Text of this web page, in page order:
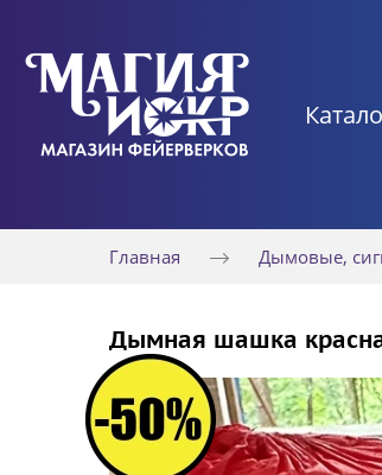
Главная Дымовые,
Дымная шашка